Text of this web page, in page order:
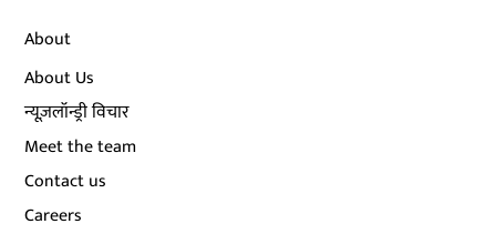
About
About Us
न्यूज़लॉन्ड्री विचार
Meet the team
Contact us
Careers